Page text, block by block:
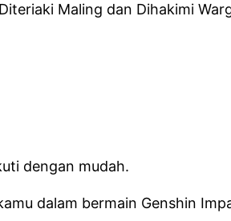
Maling dan Dihakimi
dengan mudah.
dalam bermain Genshin